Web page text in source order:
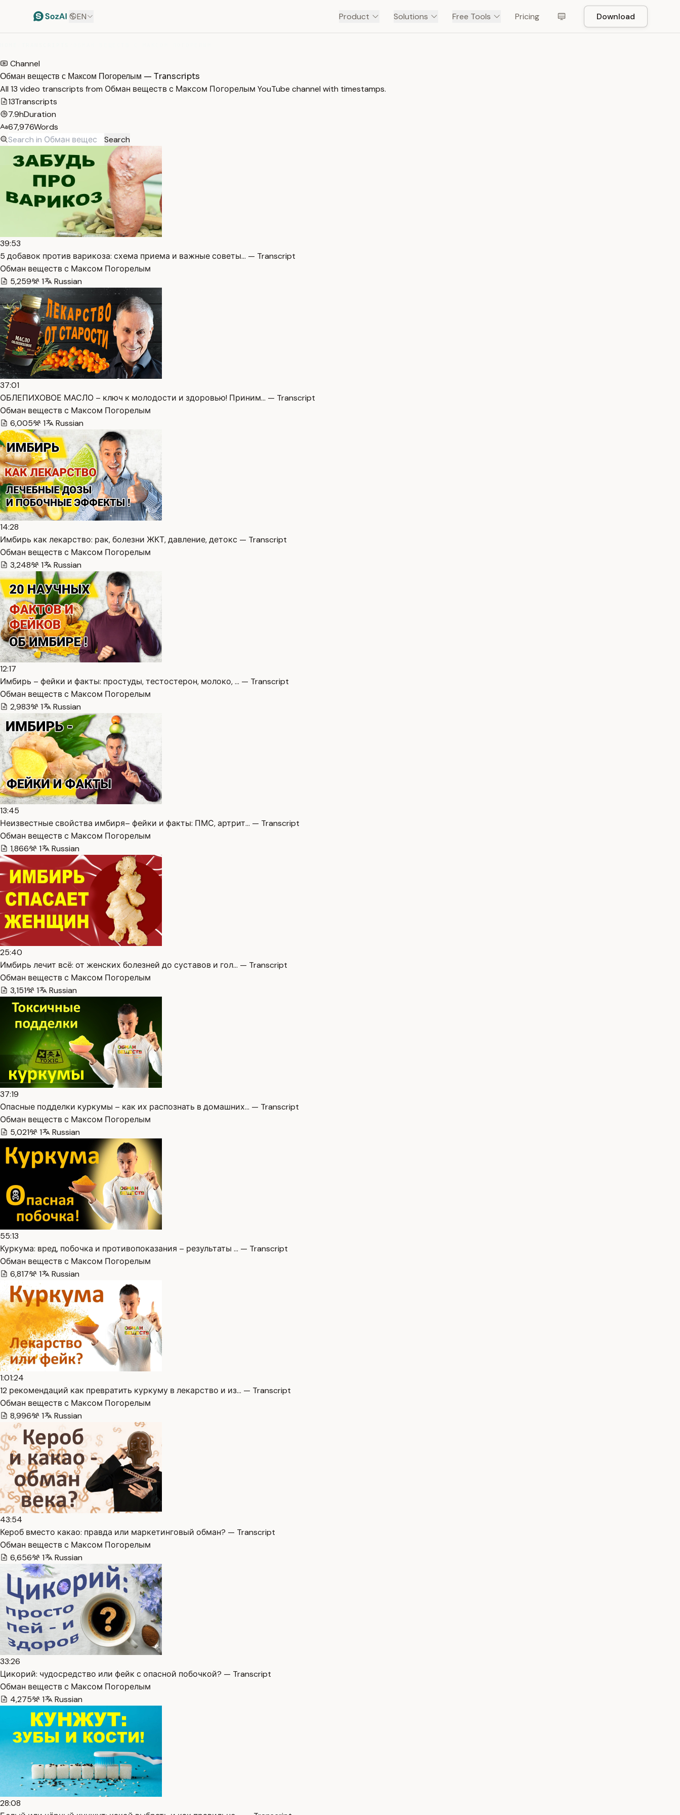
EN Product Solutions Free Tools Pricing Download
Channel
Обман веществ с Максом Погорелым — Transcripts
All 13 video transcripts from Обман веществ с Максом Погорелым YouTube channel with timestamps.
13Transcripts
7.9hDuration
67,976Words
Search
39:53
5 добавок против варикоза: схема приема и важные советы… — Transcript
Обман веществ с Максом Погорелым
5,259
1 Russian
37:01
ОБЛЕПИХОВОЕ МАСЛО – ключ к молодости и здоровью! Приним… — Transcript
Обман веществ с Максом Погорелым
6,005
1 Russian
14:28
Имбирь как лекарство: рак, болезни ЖКТ, давление, детокс — Transcript
Обман веществ с Максом Погорелым
3,248
1 Russian
12:17
Имбирь – фейки и факты: простуды, тестостерон, молоко, … — Transcript
Обман веществ с Максом Погорелым
2,983
1 Russian
13:45
Неизвестные свойства имбиря– фейки и факты: ПМС, артрит… — Transcript
Обман веществ с Максом Погорелым
1,866
1 Russian
25:40
Имбирь лечит всё: от женских болезней до суставов и гол… — Transcript
Обман веществ с Максом Погорелым
3,151
1 Russian
37:19
Опасные подделки куркумы – как их распознать в домашних… — Transcript
Обман веществ с Максом Погорелым
5,021
1 Russian
55:13
Куркума: вред, побочка и противопоказания – результаты … — Transcript
Обман веществ с Максом Погорелым
6,817
1 Russian
1:01:24
12 рекомендаций как превратить куркуму в лекарство и из… — Transcript
Обман веществ с Максом Погорелым
8,996
1 Russian
43:54
Кероб вместо какао: правда или маркетинговый обман? — Transcript
Обман веществ с Максом Погорелым
6,656
1 Russian
33:26
Цикорий: чудосредство или фейк с опасной побочкой? — Transcript
Обман веществ с Максом Погорелым
4,275
1 Russian
28:08